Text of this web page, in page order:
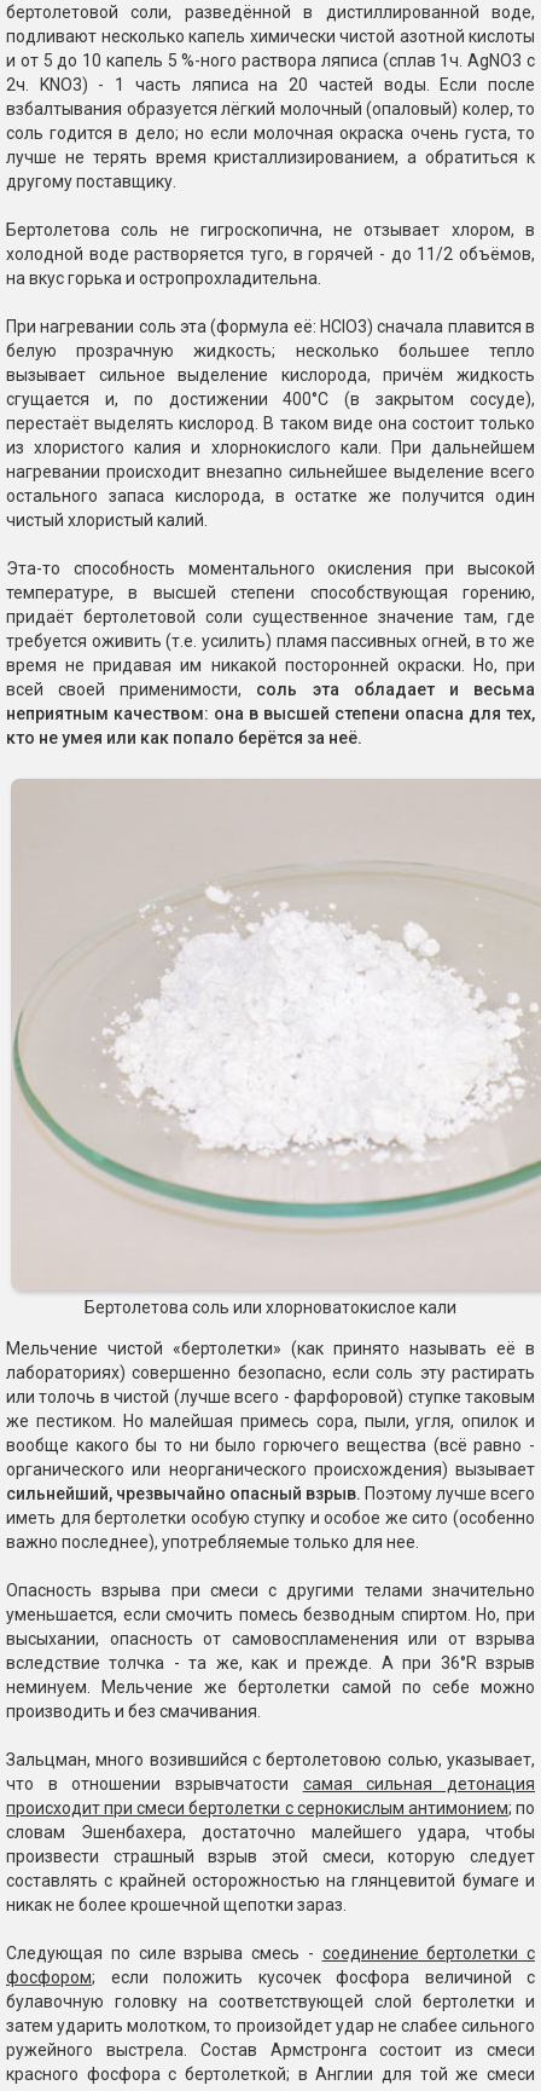
бертолетовой соли, разведённой в дистиллированной воде,
подливают несколько капель химически чистой азотной кислоты
и от 5 до 10 капель 5 %-ного раствора ляписа (сплав 1ч. AgNO3 с
2ч. KNO3) - 1 часть ляписа на 20 частей воды. Если после
взбалтывания образуется лёгкий молочный (опаловый) колер, то
соль годится в дело; но если молочная окраска очень густа, то
лучше не терять время кристаллизированием, а обратиться к
другому поставщику.
Бертолетова соль не гигроскопична, не отзывает хлором, в
холодной воде растворяется туго, в горячей - до 11/2 объёмов,
на вкус горька и остропрохладительна.
При нагревании соль эта (формула её: HClO3) сначала плавится в
белую прозрачную жидкость; несколько большее тепло
вызывает сильное выделение кислорода, причём жидкость
сгущается и, по достижении 400°С (в закрытом сосуде),
перестаёт выделять кислород. В таком виде она состоит только
из хлористого калия и хлорнокислого кали. При дальнейшем
нагревании происходит внезапно сильнейшее выделение всего
остального запаса кислорода, в остатке же получится один
чистый хлористый калий.
Эта-то способность моментального окисления при высокой
температуре, в высшей степени способствующая горению,
придаёт бертолетовой соли существенное значение там, где
требуется оживить (т.е. усилить) пламя пассивных огней, в то же
время не придавая им никакой посторонней окраски. Но, при
всей своей применимости, соль эта обладает и весьма
неприятным качеством: она в высшей степени опасна для тех,
кто не умея или как попало берётся за неё.
Бертолетова соль или хлорноватокислое кали
Мельчение чистой «бертолетки» (как принято называть её в
лабораториях) совершенно безопасно, если соль эту растирать
или толочь в чистой (лучше всего - фарфоровой) ступке таковым
же пестиком. Но малейшая примесь сора, пыли, угля, опилок и
вообще какого бы то ни было горючего вещества (всё равно -
органического или неорганического происхождения) вызывает
сильнейший, чрезвычайно опасный взрыв. Поэтому лучше всего
иметь для бертолетки особую ступку и особое же сито (особенно
важно последнее), употребляемые только для нее.
Опасность взрыва при смеси с другими телами значительно
уменьшается, если смочить помесь безводным спиртом. Но, при
высыхании, опасность от самовоспламенения или от взрыва
вследствие толчка - та же, как и прежде. А при 36°R взрыв
неминуем. Мельчение же бертолетки самой по себе можно
производить и без смачивания.
Зальцман, много возившийся с бертолетовою солью, указывает,
что в отношении взрывчатости самая сильная детонация
происходит при смеси бертолетки с сернокислым антимонием; по
словам Эшенбахера, достаточно малейшего удара, чтобы
произвести страшный взрыв этой смеси, которую следует
составлять с крайней осторожностью на глянцевитой бумаге и
никак не более крошечной щепотки зараз.
Следующая по силе взрыва смесь - соединение бертолетки с
фосфором; если положить кусочек фосфора величиной с
булавочную головку на соответствующей слой бертолетки и
затем ударить молотком, то произойдет удар не слабее сильного
ружейного выстрела. Состав Армстронга состоит из смеси
красного фосфора с бертолеткой; в Англии для той же смеси